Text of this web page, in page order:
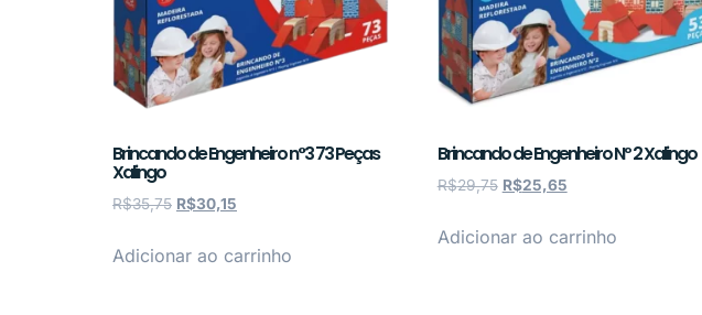
Brincando de Engenheiro n°3 73 Peças
Xalingo
R$35,75 R$30,15
Adicionar ao carrinho
Brincando de Engenheiro Nº 2 Xalingo
R$29,75 R$25,65
Adicionar ao carrinho